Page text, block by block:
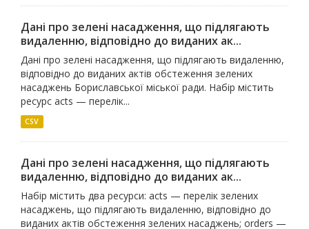
Дані про зелені насадження, що підлягають
видаленню, відповідно до виданих ак...
Дані про зелені насадження, що підлягають видаленню,
відповідно до виданих актів обстеження зелених
насаджень Бориславської міської ради. Набір містить
ресурс acts — перелік...
CSV
Дані про зелені насадження, що підлягають
видаленню, відповідно до виданих ак...
Набір містить два ресурси: acts — перелік зелених
насаджень, що підлягають видаленню, відповідно до
виданих актів обстеження зелених насаджень; orders —